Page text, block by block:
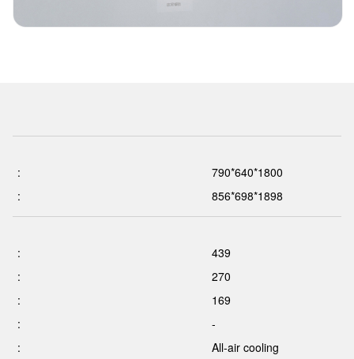
:
790*640*1800
:
856*698*1898
:
439
:
270
:
169
:
-
:
All-air cooling